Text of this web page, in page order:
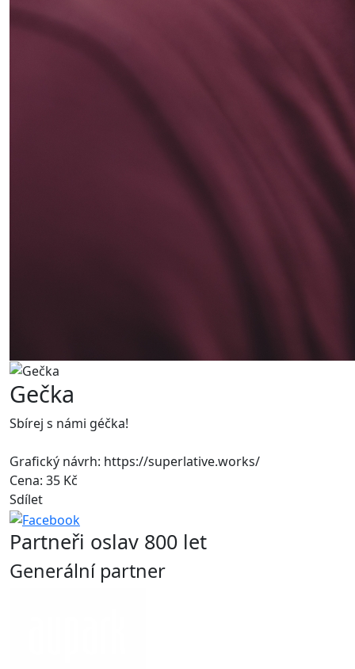
Gečka
Sbírej s námi géčka!
Grafický návrh: https://superlative.works/
Cena: 35 Kč
Sdílet
Partneři oslav 800 let
Generální partner